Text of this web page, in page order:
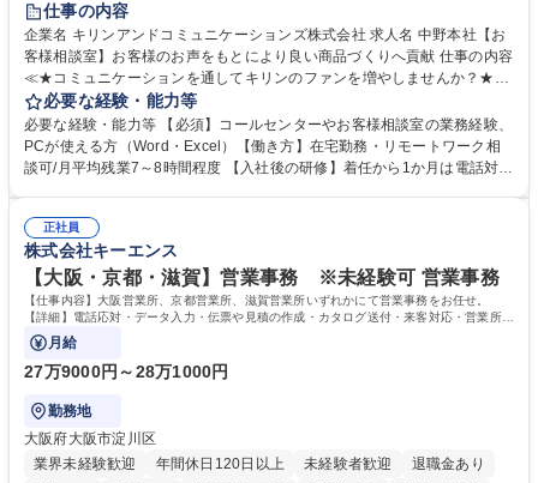
仕事の内容
企業名 キリンアンドコミュニケーションズ株式会社 求人名 中野本社【お
客様相談室】お客様のお声をもとにより良い商品づくりへ貢献 仕事の内容
≪★コミュニケーションを通してキリンのファンを増やしませんか？★≫
お客様のお声をより良い商品づくりに活かしていく上で、窓口となるお客
様相談室でのお仕事です。 日々お客様からいただくキリングループへのご
意見を、企業活動に活かしています。お客様からの声に迅速かつ誠意をも
って対応、情報提供するとともにグループ内活動に反映しています。 【具
平均100件前後■メール・手紙：同上40件前後 募集職種 中野本社【お客様
相談室】お客様のお声をもとにより良い商品づくりへ貢献
必要な経験・能力等
必要な経験・能力等 【必須】コールセンターやお客様相談室の業務経験、
PCが使える方（Word・Excel）【働き方】在宅勤務・リモートワーク相
談可/月平均残業7～8時間程度 【入社後の研修】着任から1か月は電話対応
すのでご安心ください。 【当社について】キリングループの広報機能を担
う会社として、お客様との出会いを大切にし、磨き上げたホスピタリティ
を込めてコミュニケーションをとりながら広報関連業務を行っておりま
す。 学歴・資格 学歴：大学院 大学 高専 短大 専修学校 高校 語学力： 資
格：
正社員
株式会社キーエンス
【大阪・京都・滋賀】営業事務 ※未経験可 営業事務
【仕事内容】大阪営業所、京都営業所、滋賀営業所いずれかにて営業事務をお任せ。
【詳細】電話応対・データ入力・伝票や見積の作成・カタログ送付・来客対応・営業所内
で発生する事務業務や業務改善をお任せ。
月給
27万9000円～28万1000円
勤務地
大阪府大阪市淀川区
業界未経験歓迎
年間休日120日以上 未経験者歓迎
退職金あり